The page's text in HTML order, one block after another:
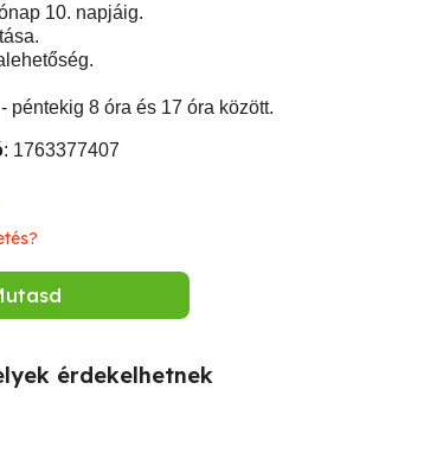
10. napjáig.
péntekig 8 óra és 17 óra között.
: 1763377407
érdekelhetnek